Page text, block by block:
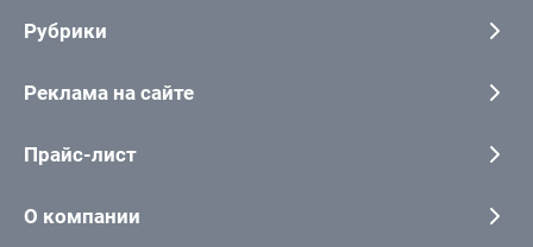
Рубрики
Реклама на сайте
Прайс-лист
О компании